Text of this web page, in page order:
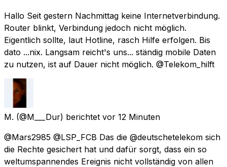
Hallo Seit gestern Nachmittag keine Internetverbindung.
Router blinkt, Verbindung jedoch nicht möglich.
Eigentlich sollte, laut Hotline, rasch Hilfe erfolgen. Bis
dato ...nix. Langsam reicht's uns... ständig mobile Daten
zu nutzen, ist auf Dauer nicht möglich. @Telekom_hilft
M. (@M___Dur) berichtet vor 12 Minuten
@Mars2985 @LSP_FCB Das die @deutschetelekom sich
die Rechte gesichert hat und dafür sorgt, dass ein so
weltumspannendes Ereignis nicht vollständig von allen